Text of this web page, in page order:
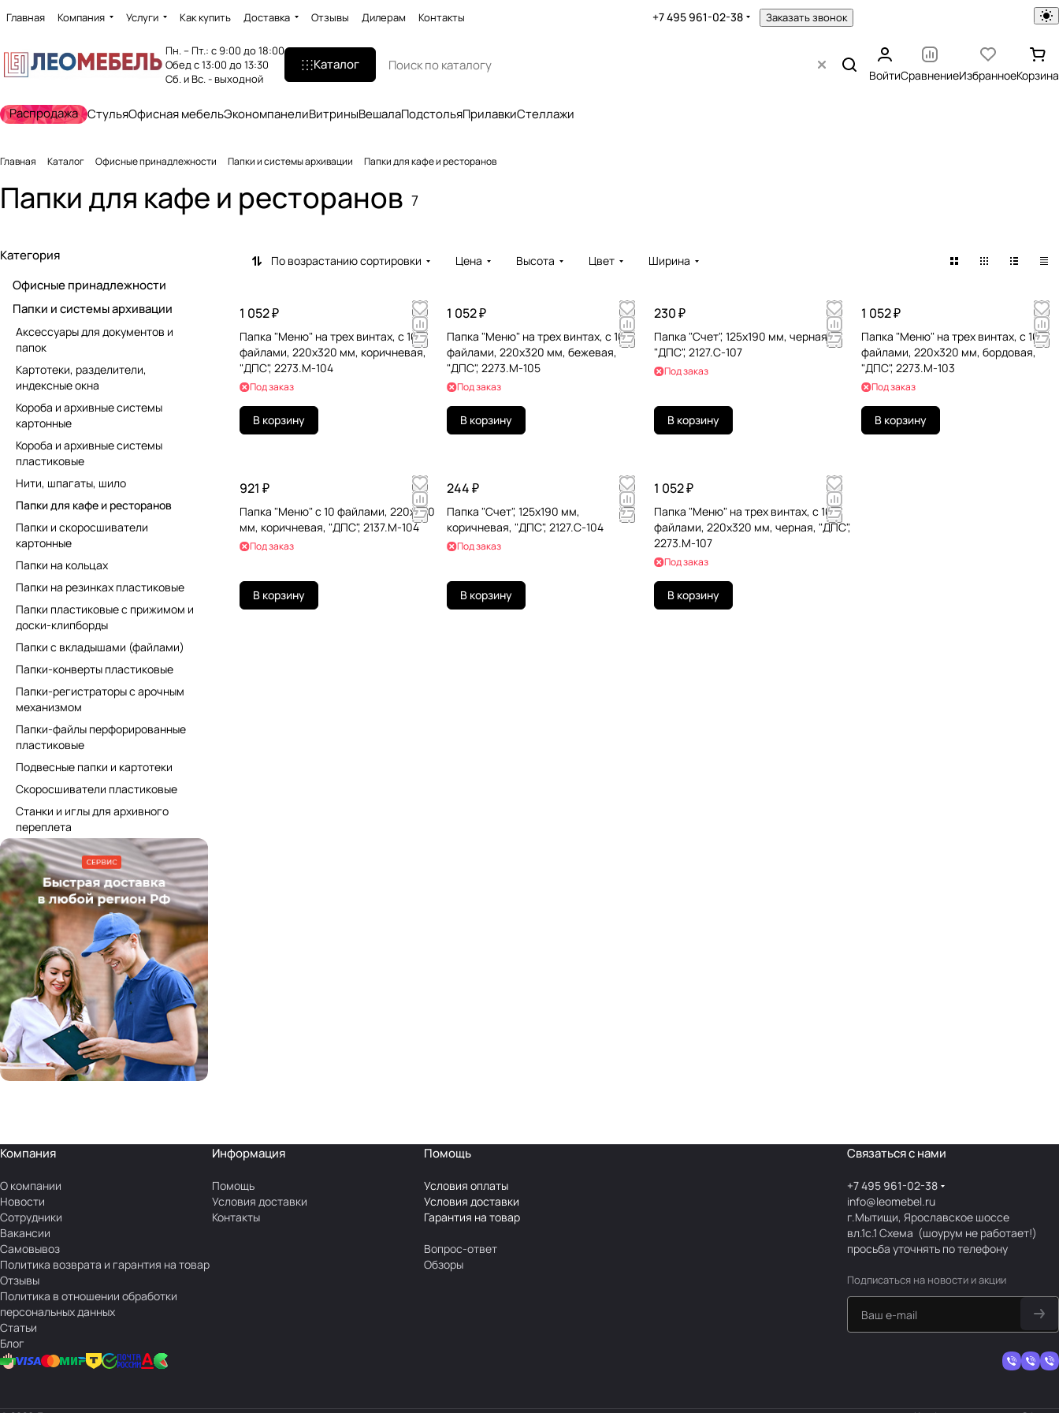
Главная Компания Услуги Как купить Доставка Отзывы Дилерам Контакты +7 495 961-02-38 Заказать звонок
Пн. – Пт.: с 9:00 до 18:00
Обед с 13:00 до 13:30
Сб. и Вс. - выходной
Каталог
ВойтиСравнениеИзбранноеКорзина
Распродажа СтульяОфисная мебельЭкономпанелиВитриныВешалаПодстольяПрилавкиСтеллажи
Главная Каталог Офисные принадлежности Папки и системы архивации Папки для кафе и ресторанов
Папки для кафе и ресторанов 7
По возрастанию сортировки Цена Высота Цвет Ширина
1 052 ₽
Папка "Меню" на трех винтах, с 10
файлами, 220х320 мм, коричневая,
"ДПС", 2273.М-104
Под заказ
В корзину
1 052 ₽
Папка "Меню" на трех винтах, с 10
файлами, 220х320 мм, бежевая,
"ДПС", 2273.М-105
Под заказ
В корзину
230 ₽
Папка "Счет", 125х190 мм, черная,
"ДПС", 2127.C-107
Под заказ
В корзину
1 052 ₽
Папка "Меню" на трех винтах, с 10
файлами, 220х320 мм, бордовая,
"ДПС", 2273.М-103
Под заказ
В корзину
921 ₽
Папка "Меню" с 10 файлами, 220х320
мм, коричневая, "ДПС", 2137.М-104
Под заказ
В корзину
244 ₽
Папка "Счет", 125х190 мм,
коричневая, "ДПС", 2127.С-104
Под заказ
В корзину
1 052 ₽
Папка "Меню" на трех винтах, с 10
файлами, 220х320 мм, черная, "ДПС",
2273.М-107
Под заказ
В корзину
Категория
Офисные принадлежности
Папки и системы архивации
Аксессуары для документов и
папок
Картотеки, разделители,
индексные окна
Короба и архивные системы
картонные
Короба и архивные системы
пластиковые
Нити, шпагаты, шило
Папки для кафе и ресторанов
Папки и скоросшиватели
картонные
Папки на кольцах
Папки на резинках пластиковые
Папки пластиковые с прижимом и
доски-клипборды
Папки с вкладышами (файлами)
Папки-конверты пластиковые
Папки-регистраторы с арочным
механизмом
Папки-файлы перфорированные
пластиковые
Подвесные папки и картотеки
Скоросшиватели пластиковые
Станки и иглы для архивного
переплета
Компания
О компании
Новости
Сотрудники
Вакансии
Самовывоз
Политика возврата и гарантия на товар
Отзывы
Политика в отношении обработки
персональных данных
Статьи
Блог
Информация
Помощь
Условия доставки
Контакты
Помощь
Условия оплаты
Условия доставки
Гарантия на товар
Вопрос-ответ
Обзоры
Связаться с нами
+7 495 961-02-38
info@leomebel.ru
г.Мытищи, Ярославское шоссе
вл.1с.1Схема (шоурум не работает!)
просьба уточнять по телефону
Подписаться на новости и акции